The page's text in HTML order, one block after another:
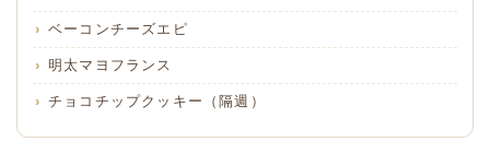
ベーコンチーズエピ
明太マヨフランス
チョコチップクッキー（隔週）